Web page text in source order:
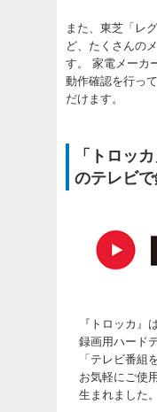
また、東芝「レ
ど、たくさんの
す。 家電メーカ
動作確認を行っ
だけます。
「トロッ
のテレビ
『トロッカ』
録画用ハード
「テレビ番組
お気軽にご使
生まれました。